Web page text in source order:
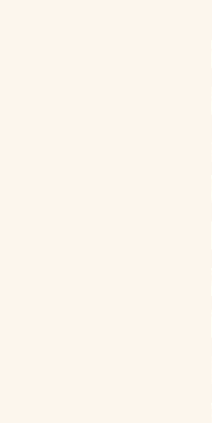
tư hữu hóa của Nga”